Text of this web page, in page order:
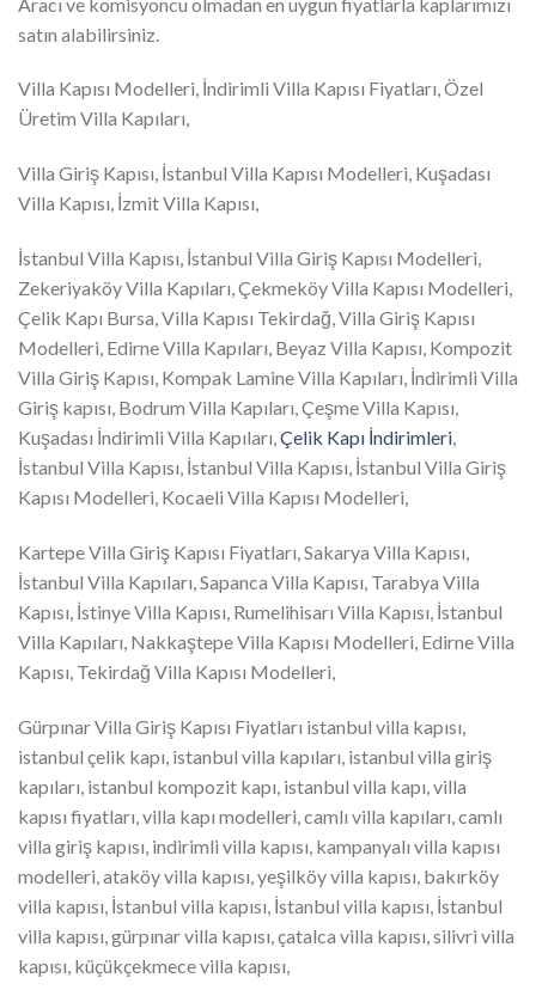
satın alabilirsiniz.
Villa Kapısı Modelleri, İndirimli Villa Kapısı Fiyatları, Özel
Üretim Villa Kapıları,
Villa Giriş Kapısı, İstanbul Villa Kapısı Modelleri, Kuşadası
Villa Kapısı, İzmit Villa Kapısı,
İstanbul Villa Kapısı, İstanbul Villa Giriş Kapısı Modelleri,
Zekeriyaköy Villa Kapıları, Çekmeköy Villa Kapısı Modelleri,
Çelik Kapı Bursa, Villa Kapısı Tekirdağ, Villa Giriş Kapısı
Modelleri, Edirne Villa Kapıları, Beyaz Villa Kapısı, Kompozit
Villa Giriş Kapısı, Kompak Lamine Villa Kapıları, İndirimli Villa
Giriş kapısı, Bodrum Villa Kapıları, Çeşme Villa Kapısı,
Kuşadası İndirimli Villa Kapıları,Çelik Kapı İndirimleri,
İstanbul Villa Kapısı, İstanbul Villa Kapısı, İstanbul Villa Giriş
Kapısı Modelleri, Kocaeli Villa Kapısı Modelleri,
Kartepe Villa Giriş Kapısı Fiyatları, Sakarya Villa Kapısı,
İstanbul Villa Kapıları, Sapanca Villa Kapısı, Tarabya Villa
Kapısı, İstinye Villa Kapısı, Rumelihisarı Villa Kapısı, İstanbul
Villa Kapıları, Nakkaştepe Villa Kapısı Modelleri, Edirne Villa
Kapısı, Tekirdağ Villa Kapısı Modelleri,
Gürpınar Villa Giriş Kapısı Fiyatları istanbul villa kapısı,
istanbul çelik kapı, istanbul villa kapıları, istanbul villa giriş
kapıları, istanbul kompozit kapı, istanbul villa kapı, villa
kapısı fiyatları, villa kapı modelleri, camlı villa kapıları, camlı
villa giriş kapısı, indirimli villa kapısı, kampanyalı villa kapısı
modelleri, ataköy villa kapısı, yeşilköy villa kapısı, bakırköy
villa kapısı, İstanbul villa kapısı, İstanbul villa kapısı, İstanbul
villa kapısı, gürpınar villa kapısı, çatalca villa kapısı, silivri villa
kapısı, küçükçekmece villa kapısı,